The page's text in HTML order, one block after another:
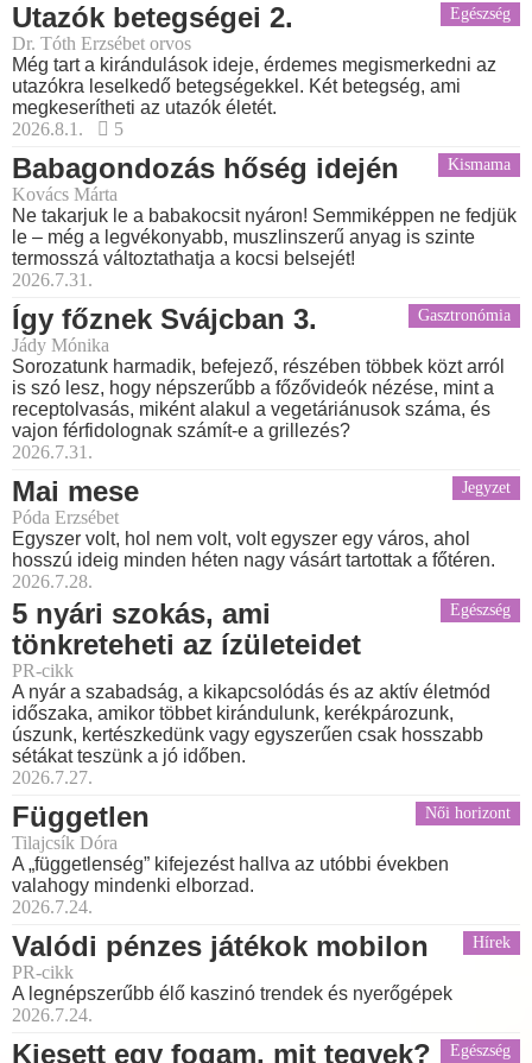
Egészség
Utazók betegségei 2.
Dr. Tóth Erzsébet orvos
Még tart a kirándulások ideje, érdemes megismerkedni az
utazókra leselkedő betegségekkel. Két betegség, ami
megkeserítheti az utazók életét.
2026.8.1.
5
Kismama
Babagondozás hőség idején
Kovács Márta
Ne takarjuk le a babakocsit nyáron! Semmiképpen ne fedjük
le – még a legvékonyabb, muszlinszerű anyag is szinte
termosszá változtathatja a kocsi belsejét!
2026.7.31.
Gasztronómia
Így főznek Svájcban 3.
Jády Mónika
Sorozatunk harmadik, befejező, részében többek közt arról
is szó lesz, hogy népszerűbb a főzővideók nézése, mint a
receptolvasás, miként alakul a vegetáriánusok száma, és
vajon férfidolognak számít-e a grillezés?
2026.7.31.
Jegyzet
Mai mese
Póda Erzsébet
Egyszer volt, hol nem volt, volt egyszer egy város, ahol
hosszú ideig minden héten nagy vásárt tartottak a főtéren.
2026.7.28.
Egészség
5 nyári szokás, ami
tönkreteheti az ízületeidet
PR-cikk
A nyár a szabadság, a kikapcsolódás és az aktív életmód
időszaka, amikor többet kirándulunk, kerékpározunk,
úszunk, kertészkedünk vagy egyszerűen csak hosszabb
sétákat teszünk a jó időben.
2026.7.27.
Női horizont
Független
Tilajcsík Dóra
A „függetlenség” kifejezést hallva az utóbbi években
valahogy mindenki elborzad.
2026.7.24.
Hírek
Valódi pénzes játékok mobilon
PR-cikk
A legnépszerűbb élő kaszinó trendek és nyerőgépek
2026.7.24.
Egészség
Kiesett egy fogam, mit tegyek?